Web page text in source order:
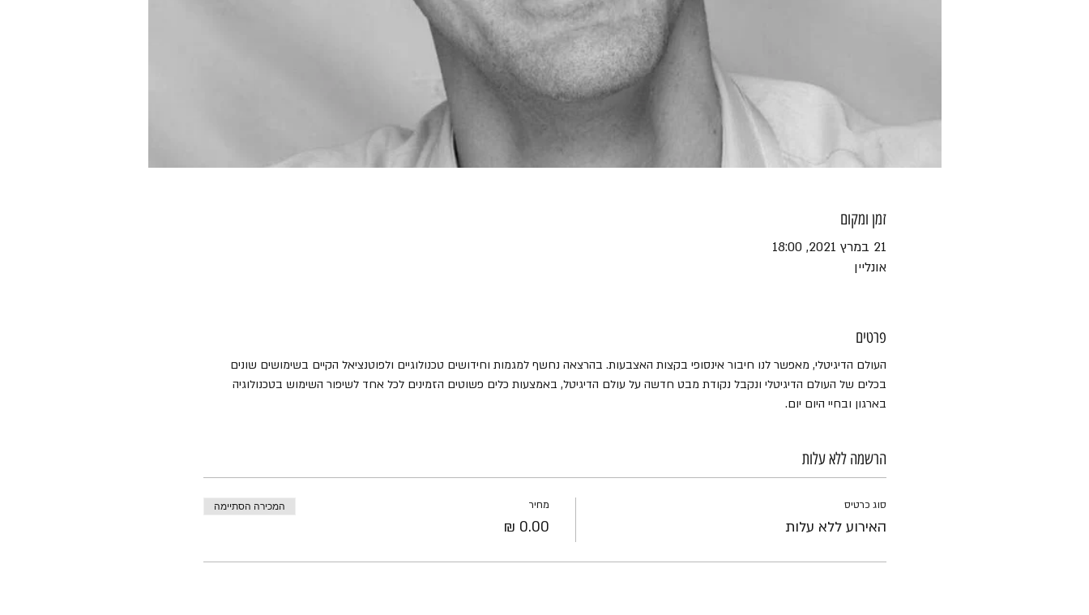
זמן ומקום
21 במרץ 2021, 18:00
אונליין
פרטים
העולם הדיגיטלי, מאפשר לנו חיבור אינסופי בקצות האצבעות. בהרצאה נחשף למגמות וחידושים טכנולוגיים ולפוטנציאל הקיים בשימושים שונים
בכלים של העולם הדיגיטלי ונקבל נקודת מבט חדשה על עולם הדיגיטל, באמצעות כלים פשוטים הזמינים לכל אחד לשיפור השימוש בטכנולוגיה
בארגון ובחיי היום יום.
הרשמה ללא עלות
סוג כרטיס
האירוע ללא עלות
מחיר המכירה הסתיימה